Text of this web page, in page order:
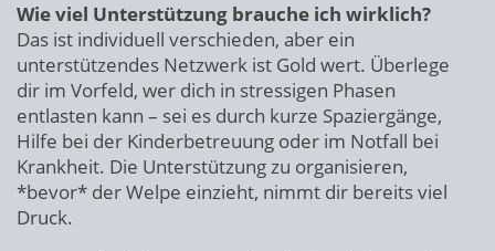
Wie viel Unterstützung brauche ich wirklich?
Das ist individuell verschieden, aber ein
unterstützendes Netzwerk ist Gold wert. Überlege
dir im Vorfeld, wer dich in stressigen Phasen
entlasten kann – sei es durch kurze Spaziergänge,
Hilfe bei der Kinderbetreuung oder im Notfall bei
Krankheit. Die Unterstützung zu organisieren,
*bevor* der Welpe einzieht, nimmt dir bereits viel
Druck.